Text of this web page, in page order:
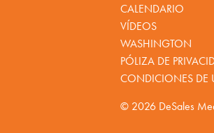
CALENDARIO
VÍDEOS
WASHINGTON
PÓLIZA DE
CONDICIONES DE
© 2026 DeSales